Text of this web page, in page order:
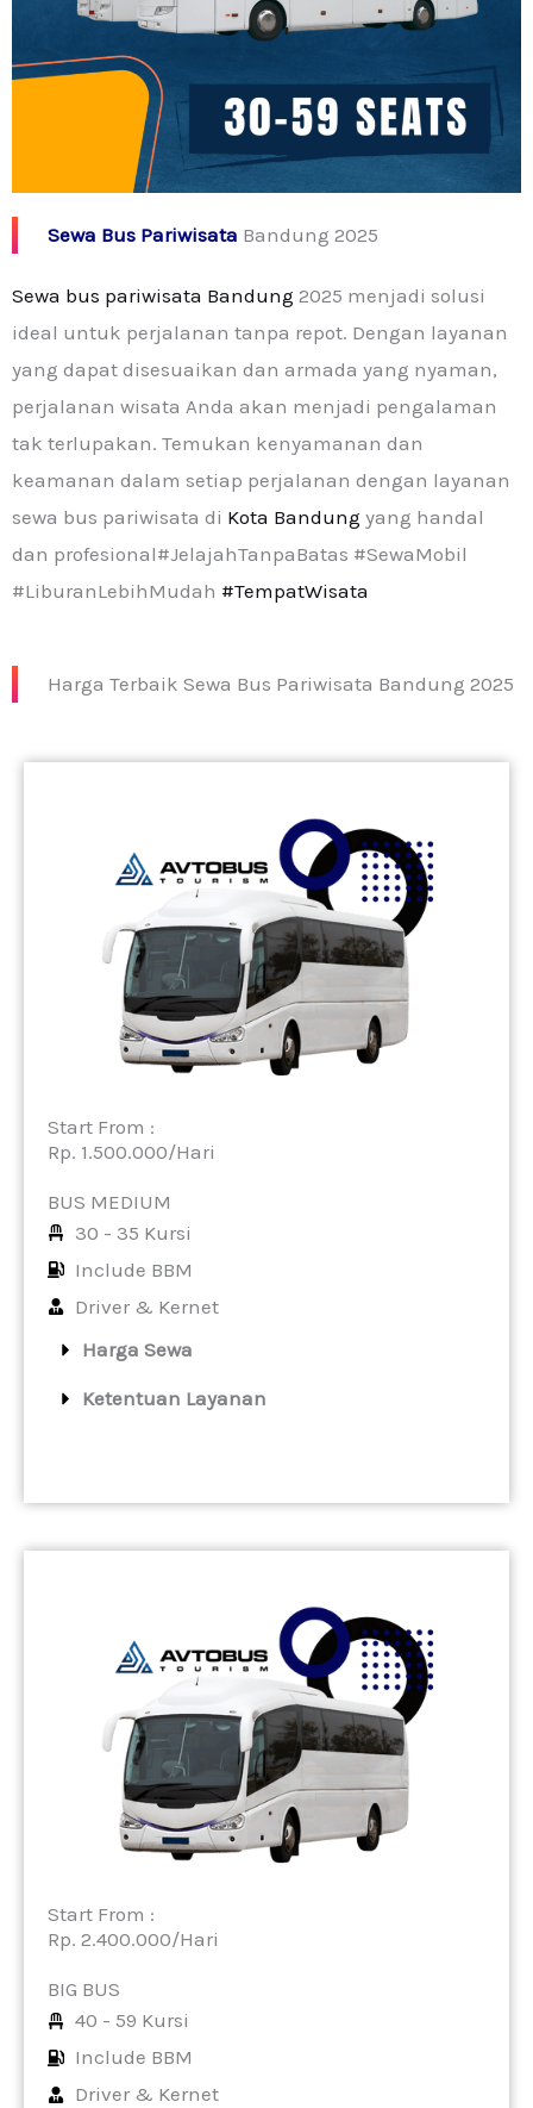
Sewa Bus Pariwisata Bandung 2025
Sewa bus pariwisata Bandung 2025 menjadi solusi
ideal untuk perjalanan tanpa repot. Dengan layanan
yang dapat disesuaikan dan armada yang nyaman,
perjalanan wisata Anda akan menjadi pengalaman
tak terlupakan. Temukan kenyamanan dan
keamanan dalam setiap perjalanan dengan layanan
sewa bus pariwisata di Kota Bandung yang handal
dan profesional#JelajahTanpaBatas #SewaMobil
#LiburanLebihMudah #TempatWisata
Harga Terbaik Sewa Bus Pariwisata Bandung 2025
Start From :
Rp. 1.500.000/Hari
BUS MEDIUM
30 - 35 Kursi
Include BBM
Driver & Kernet
Harga Sewa
Ketentuan Layanan
Start From :
Rp. 2.400.000/Hari
BIG BUS
40 - 59 Kursi
Include BBM
Driver & Kernet